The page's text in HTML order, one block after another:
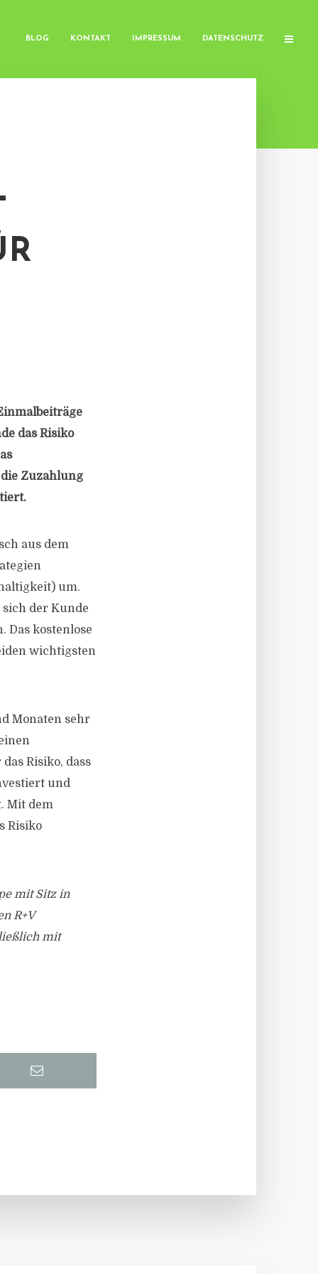
BLOG KONTAKT IMPRESSUM DATENSCHUTZ
das Risiko
Zuzahlung
aus dem
um.
der Kunde
Das kostenlose
wichtigsten
Monaten sehr
Risiko, dass
und
Mit dem
Risiko
mit Sitz in
R+V
mit